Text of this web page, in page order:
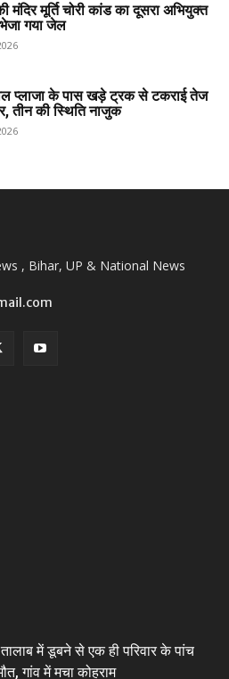
मंदिर मूर्ति चोरी कांड का दूसरा अभियुक्त
भेजा गया जेल
प्लाजा के पास खड़े ट्रक से टकराई तेज
तीन की स्थिति नाजुक
, Bihar, UP & National News
तालाब में डूबने से एक ही परिवार के पांच
गांव में मचा कोहराम